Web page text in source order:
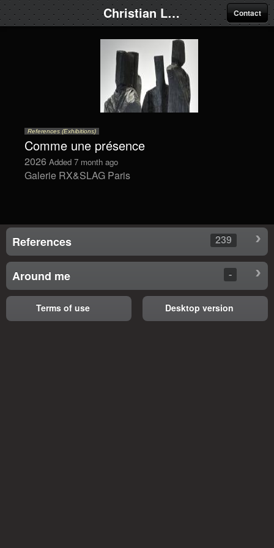
Christian Lapie Contact
References (Exhibitions)
Comme une présence
2026 Added 7 month ago
Galerie RX&SLAG Paris
References 239
Around me -
Terms of use Desktop version